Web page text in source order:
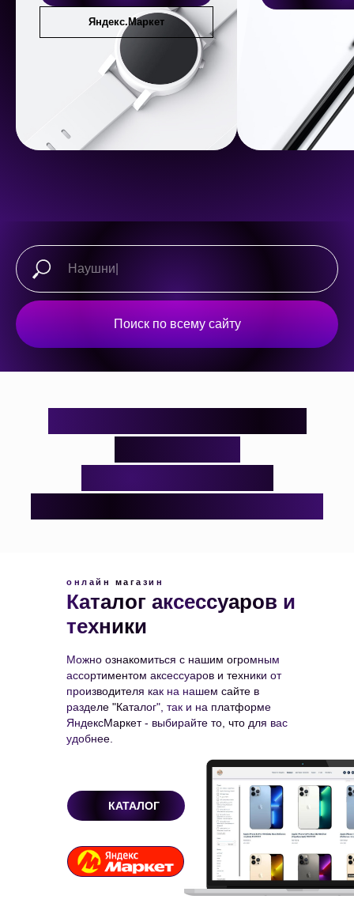
Яндекс.Маркет
Поиск по всему сайту
Можно ознакомиться с нашим огромным
ассортиментом аксессуаров и техники от
производителя как на нашем сайте в
разделе "Каталог", так и на платформе
ЯндексМаркет - выбирайте то, что для вас
удобнее.
онлайн магазин
Каталог аксессуаров и
техники
КАТАЛОГ